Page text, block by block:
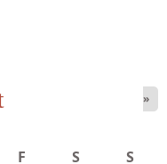
»
F S
S